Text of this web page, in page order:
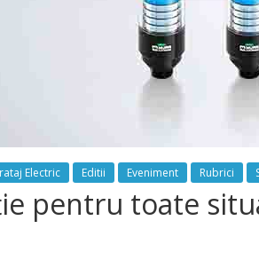
Electric Editii Eveniment Rubrici
pentru toate